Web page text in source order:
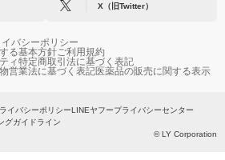
X（旧Twitter）
バシーポリシー
る基本方針ご利用規約
ィ特定商取引法に基づく表記
営業法に基づく表記医薬品の販売に関する表示
イバシーポリシーLINEヤフープライバシーセンター
グガイドライン
© LY Corporation